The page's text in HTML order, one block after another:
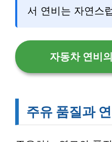
서 연비는 자연스
자동차 연비
주유 품질과